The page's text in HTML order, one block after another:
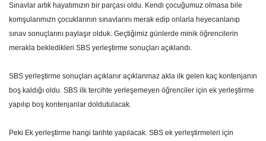
Sınavlar artık hayatımızın bir parçası oldu. Kendi çocuğumuz olmasa bile
komşularımızn çocuklarının sınavlarını merak edip onlarla heyecanlanıp
sınav sonuçlarını paylaşır olduk. Geçtiğimiz günlerde minik öğrencilerin
merakla bekledikleri SBS yerleştirme sonuçları açıklandı.
SBS yerleştirme sonuçları açıklanır açıklanmaz akla ilk gelen kaç kontenjanın
boş kaldığı oldu. SBS ilk tercihte yerleşemeyen öğrenciler için ek yerleştirme
yapılıp boş kontenjanlar doldutulacak.
Peki Ek yerleştirme hangi tarihte yapılacak. SBS ek yerleştirmeleri için